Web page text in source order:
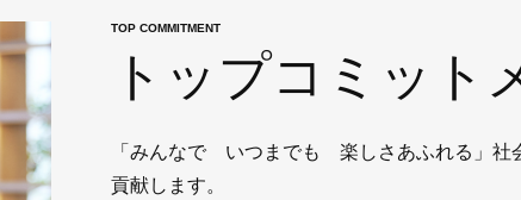
TOP COMMITMENT
トップコミット
「みんなで いつまでも 楽しさあふれる」社
貢献します。